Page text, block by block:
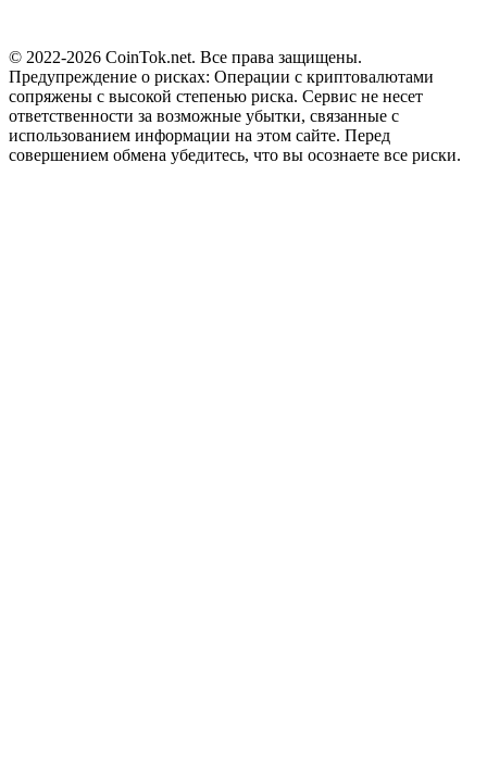
© 2022-2026 CoinTok.net. Все права защищены.
Предупреждение о рисках: Операции с криптовалютами
сопряжены с высокой степенью риска. Сервис не несет
ответственности за возможные убытки, связанные с
использованием информации на этом сайте. Перед
совершением обмена убедитесь, что вы осознаете все риски.